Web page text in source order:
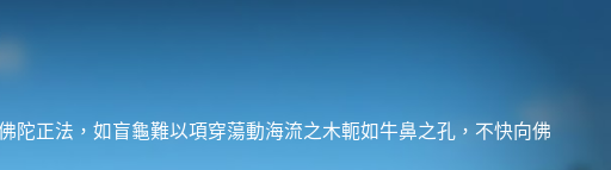
陀正法，如盲龜難以項穿蕩動海流之木軛如牛鼻之孔，不快向佛